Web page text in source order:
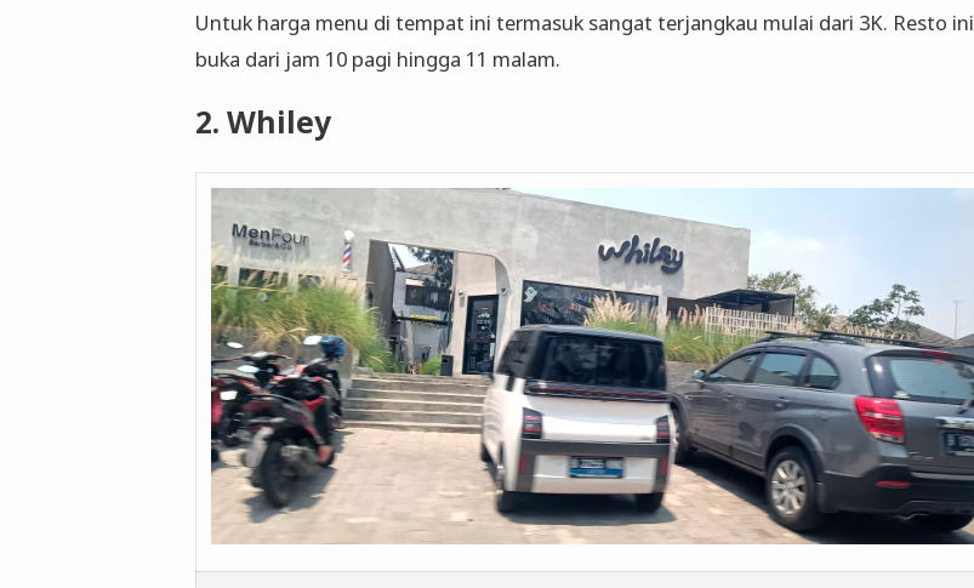
Untuk harga menu di tempat ini termasuk sangat terjangkau mulai dari 3K. Resto ini
buka dari jam 10 pagi hingga 11 malam.
2. Whiley